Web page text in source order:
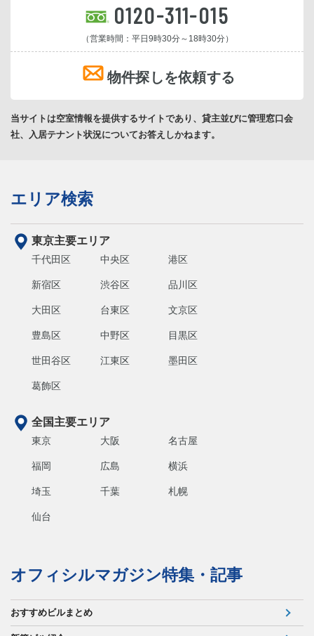
0120-311-015
（営業時間：平日9時30分～18時30分）
物件探しを依頼する
当サイトは空室情報を提供するサイトであり、貸主並びに管理窓口会
社、入居テナント状況についてお答えしかねます。
エリア検索
東京主要エリア
千代田区 中央区 港区
新宿区 渋谷区 品川区
大田区 台東区 文京区
豊島区 中野区 目黒区
世田谷区 江東区 墨田区
葛飾区
全国主要エリア
東京 大阪 名古屋
福岡 広島 横浜
埼玉 千葉 札幌
仙台
オフィシルマガジン特集・記事
おすすめビルまとめ